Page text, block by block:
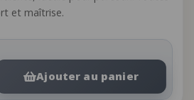
et maîtrise.
Ajouter au panier